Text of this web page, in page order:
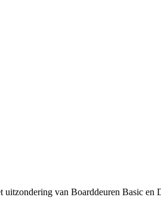
van Boarddeuren Basic en